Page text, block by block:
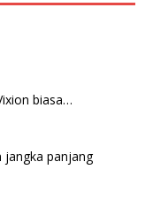
biasa…
jangka panjang